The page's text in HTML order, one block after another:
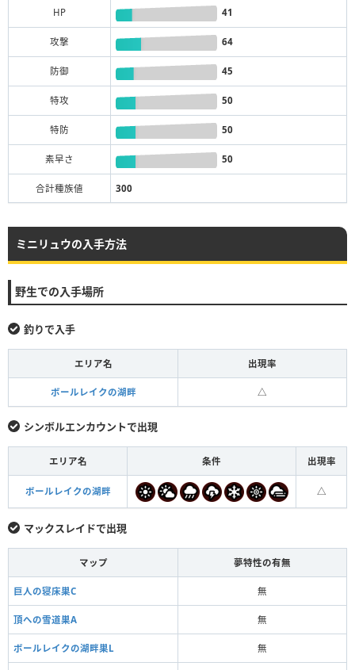
HP 41
攻撃 64
防御 45
特攻 50
特防 50
素早さ 50
合計種族値 300
ミニリュウの入手方法
野生での入手場所
釣りで入手
エリア名 出現率
ボールレイクの湖畔 △
シンボルエンカウントで出現
エリア名 条件 出現率
ボールレイクの湖畔 △
マックスレイドで出現
マップ 夢特性の有無
巨人の寝床巣C 無
頂への雪道巣A 無
ボールレイクの湖畔巣L 無